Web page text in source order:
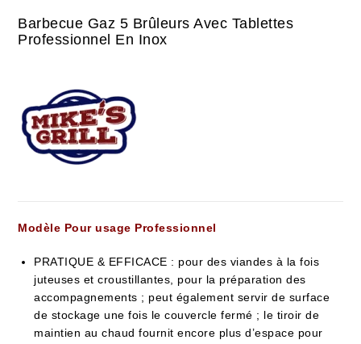
Barbecue Gaz 5 Brûleurs Avec Tablettes
Professionnel En Inox
Modèle Pour usage Professionnel
PRATIQUE & EFFICACE : pour des viandes à la fois
juteuses et croustillantes, pour la préparation des
accompagnements ; peut également servir de surface
de stockage une fois le couvercle fermé ; le tiroir de
maintien au chaud fournit encore plus d’espace pour